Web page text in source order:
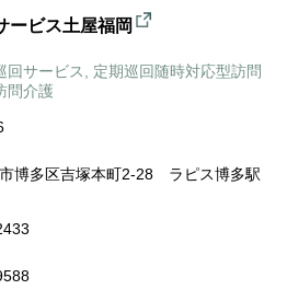
ービス土屋福岡
回サービス, 定期巡回随時対応型訪問
問介護
博多区吉塚本町2-28 ラピス博多駅